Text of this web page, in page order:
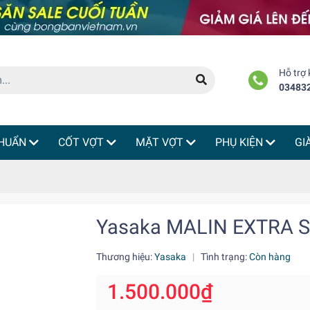
Hỗ trợ
CỐT VỢT MẶT VỢT PHỤ KIỆN
Yasaka MALIN EXTRA
Thương hiệu:Yasaka | Tình trạng:Còn hàng
1.500.000₫